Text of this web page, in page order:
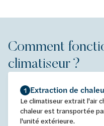
Comment
climatiseur ?
1 Extraction de
Le climatiseur extrait l'air
chaleur est transportée
l'unité extérieure.